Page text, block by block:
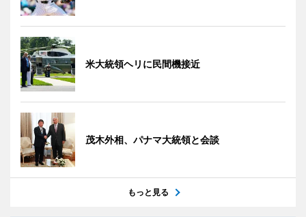
米大統領ヘリに民間機接近
茂木外相、パナマ大統領と会談
もっと見る